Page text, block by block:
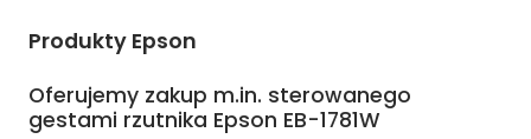
Produkty Epson
Oferujemy zakup m.in. sterowanego
gestami rzutnika Epson EB-1781W